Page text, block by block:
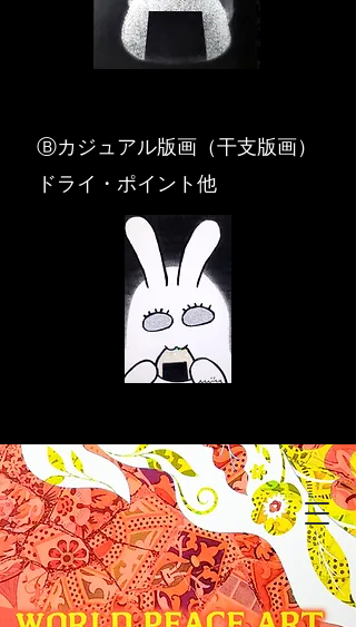
​Ⓑカジュアル版画（干支版画）
ドライ・ポイント他
© Copyright